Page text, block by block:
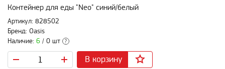
Контейнер для еды "Neo" синий/белый
Артикул: 828502
Бренд: Oasis
Наличие: 6 / 0 шт ?
В корзину